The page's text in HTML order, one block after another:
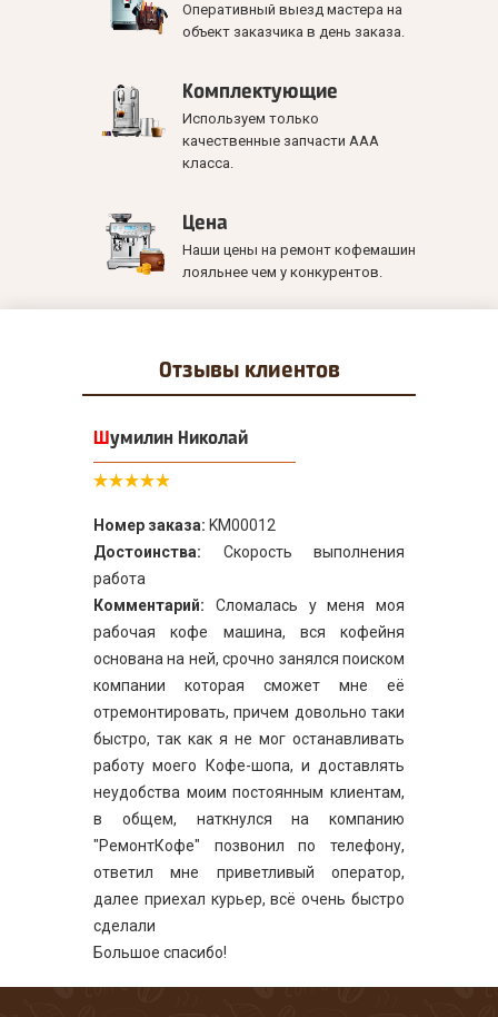
Оперативный выезд мастера на
объект заказчика в день заказа.
Комплектующие
Используем только
качественные запчасти ААА
класса.
Цена
Наши цены на ремонт кофемашин
лояльнее чем у конкурентов.
Отзывы клиентов
Шумилин Николай
Номер заказа: KM00012
Достоинства: Скорость выполнения
работа
Комментарий: Сломалась у меня моя
рабочая кофе машина, вся кофейня
основана на ней, срочно занялся поиском
компании которая сможет мне её
отремонтировать, причем довольно таки
быстро, так как я не мог останавливать
работу моего Кофе-шопа, и доставлять
неудобства моим постоянным клиентам,
в общем, наткнулся на компанию
"РемонтКофе" позвонил по телефону,
ответил мне приветливый оператор,
далее приехал курьер, всё очень быстро
сделали
Большое спасибо!